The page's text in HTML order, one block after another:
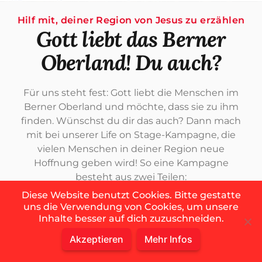
Hilf mit, deiner Region von Jesus zu erzählen
Gott liebt das Berner
Oberland! Du auch?
Für uns steht fest: Gott liebt die Menschen im
Berner Oberland und möchte, dass sie zu ihm
finden. Wünschst du dir das auch? Dann mach
mit bei unserer Life on Stage-Kampagne, die
vielen Menschen in deiner Region neue
Hoffnung geben wird! So eine Kampagne
besteht aus zwei Teilen:
September 2024 bis März 2025
1. Freundschafts-
Diese Website benutzt Cookies. Bitte gestatte
uns die Verwendung von Cookies, um unsere
Inhalte besser auf dich zuzuschneiden.
Akzeptieren Mehr Infos